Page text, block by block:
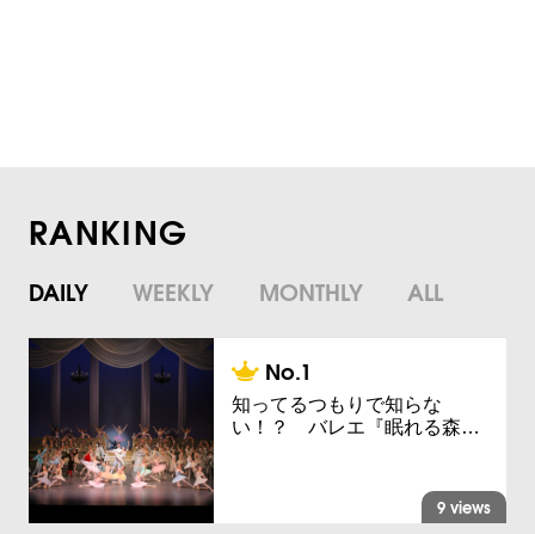
RANKING
DAILY WEEKLY MONTHLY ALL
知ってるつもりで知らな
い！？ バレエ『眠れる森…
9 views